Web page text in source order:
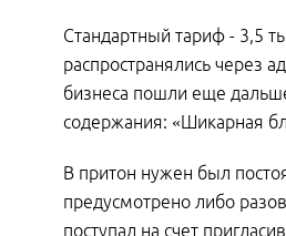
Стандартный тариф - 3,5
распространялись через
бизнеса пошли еще
содержания: «Шикарная
В притон нужен был
предусмотрено либо
поступал на счет